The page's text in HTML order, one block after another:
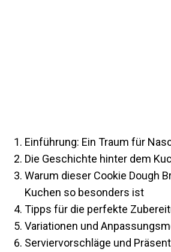
Einführung: Ein Traum für
Die Geschichte hinter dem
Warum dieser Cookie Dough
Kuchen so besonders ist
Tipps für die perfekte
Variationen und
Serviervorschläge und